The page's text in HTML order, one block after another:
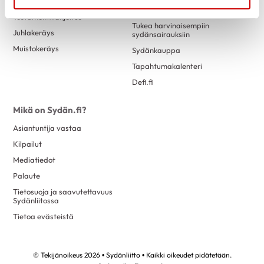
Testamenttilahjoitus
Juhlakeräys
Muistokeräys
toiminta
Tukea harvinaisempiin
sydänsairauksiin
Sydänkauppa
Tapahtumakalenteri
Defi.fi
Mikä on Sydän.fi?
Asiantuntija vastaa
Kilpailut
Mediatiedot
Palaute
Tietosuoja ja saavutettavuus
Sydänliitossa
Tietoa evästeistä
© Tekijänoikeus 2026 • Sydänliitto • Kaikki oikeudet pidätetään.